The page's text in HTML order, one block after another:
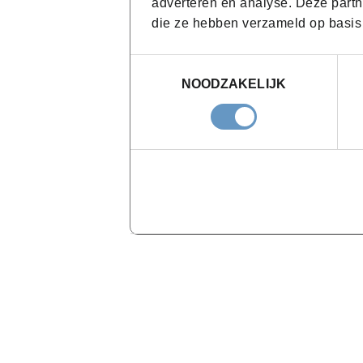
die ze hebben verzameld op
NOODZAKELIJK